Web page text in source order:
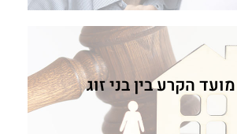
הקרע בין בני זוג